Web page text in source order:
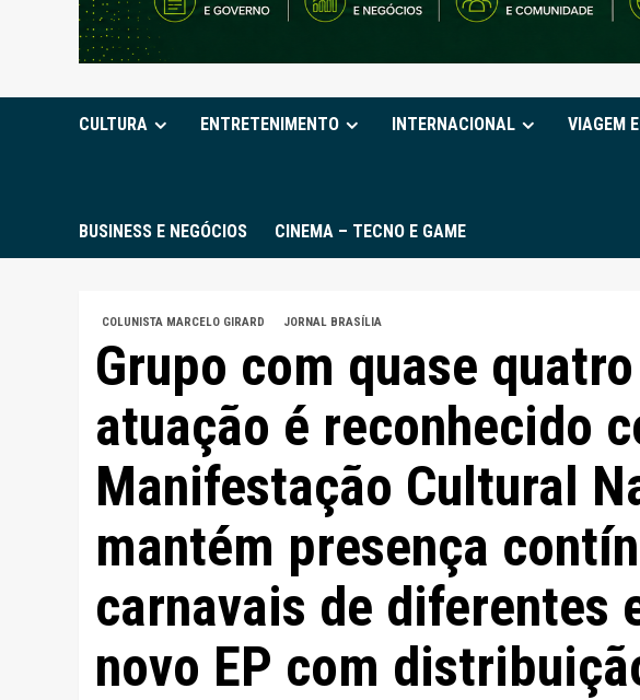
CULTURA ENTRETENIMENTO INTERNACIONAL VIAGEM
BUSINESS E NEGÓCIOS CINEMA – TECNO E GAME
COLUNISTA MARCELO GIRARD JORNAL BRASÍLIA
Grupo com quase
atuação é reconhecido
Manifestação Cultural
mantém presença
carnavais de diferentes
novo EP com